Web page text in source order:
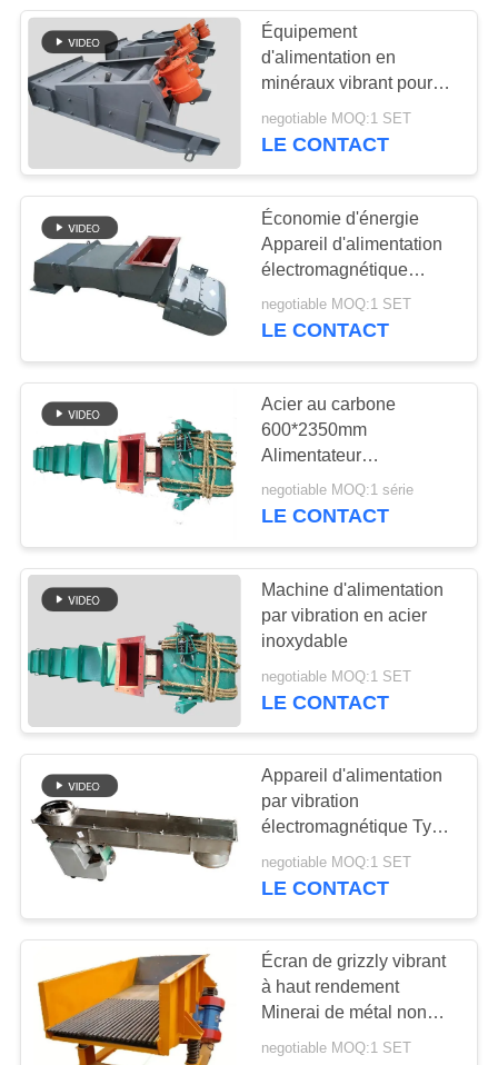
DEMANDEZ
UN DEVIS
PLAN
SITE
PRIVACY
POLICY
Convoyeur vibrant
Écran de vibration
rectangulaire
91
Classificateur d'air à
écran turbo
Test du tamisage
par agitation
Équipement
d'alimentation en
minéraux vibrant pour
l'écran d'alimentation
negotiable MOQ:1 SET
LE CONTACT
Économie d'énergie
Appareil d'alimentation
électromagnétique
vibratoire de type fermé
Faible consommation
negotiable MOQ:1 SET
LE CONTACT
Acier au carbone
600*2350mm
Alimentateur
électromagnétique
vibrant pour
poudres
negotiable MOQ:1 série
LE CONTACT
Machine d'alimentation
par vibration en acier
inoxydable
negotiable MOQ:1 SET
LE CONTACT
Appareil d'alimentation
par vibration
électromagnétique Type
de siège miniature pour
une alimentation précise
negotiable MOQ:1 SET
LE CONTACT
Écran de grizzly vibrant
à haut rendement
Minerai de métal non
ferreux
negotiable MOQ:1 SET